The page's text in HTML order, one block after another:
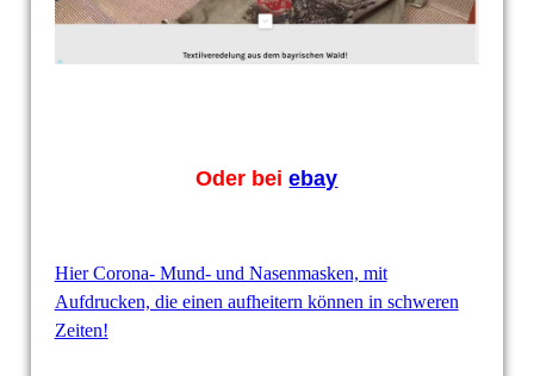
Oder beiebay
Hier Corona- Mund- und Nasenmasken, mit
Aufdrucken, die einen aufheitern können in schweren
Zeiten!